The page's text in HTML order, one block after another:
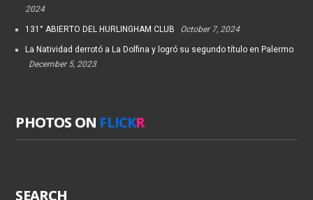
2024
131° ABIERTO DEL HURLINGHAM CLUB October 7, 2024
La Natividad derrotó a La Dolfina y logró su segundo título en Palermo
December 5, 2023
PHOTOS ON FLICKR
SEARCH